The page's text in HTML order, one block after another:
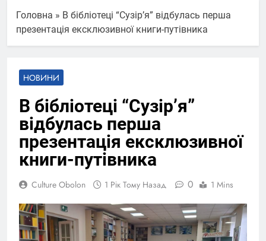
Головна » В бібліотеці “Сузірʼя” відбулась перша
презентація ексклюзивної книги-путівника
НОВИНИ
В бібліотеці “Сузірʼя”
відбулась перша
презентація ексклюзивної
книги-путівника
Culture Obolon 1 Рік Тому Назад 0 1 Mins